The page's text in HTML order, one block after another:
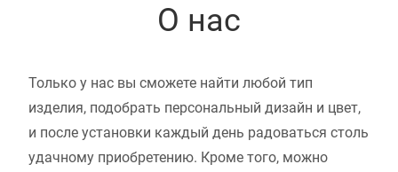
О нас
Только у нас вы сможете найти любой тип
изделия, подобрать персональный дизайн и цвет,
и после установки каждый день радоваться столь
удачному приобретению. Кроме того, можно